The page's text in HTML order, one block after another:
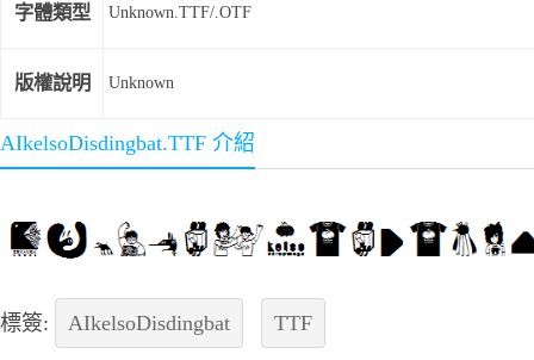
字體類型 Unknown.TTF/.OTF
版權說明 Unknown
AIkelsoDisdingbat.TTF 介紹
標簽: AIkelsoDisdingbat TTF